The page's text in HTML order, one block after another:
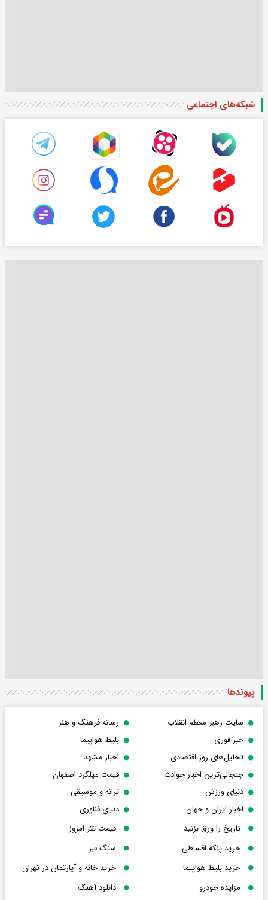
شبکه‌های اجتماعی
پیوندها
سایت رهبر معظم انقلاب
رسانه فرهنگ و هنر
خبر فوری
بلیط هواپیما
تحلیل‌های روز اقتصادی
اخبار مشهد
جنجالی‌ترین اخبار حوادث
قیمت میلگرد اصفهان
دنیای ورزش
ترانه و موسیقی
اخبار ایران و جهان
دنیای فناوری
تاریخ را ورق بزنید
قیمت تتر امروز
خرید پنکه اقساطی
سنگ قبر
خرید بلیط هواپیما
خرید خانه و آپارتمان در تهران
مزایده خودرو
دانلود آهنگ